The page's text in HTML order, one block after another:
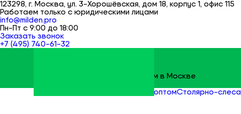
123298, г. Москва, ул. 3-Хорошёвская, дом 18, корпус 1, офис 115
Работаем только с юридическими лицами
info@milden.pro
Пн-Пт с 9:00 до 18:00
Заказать звонок
+7 (495) 740-61-32
Строительные материалы оптом в Москве
Инструменты оптомСтолярно-